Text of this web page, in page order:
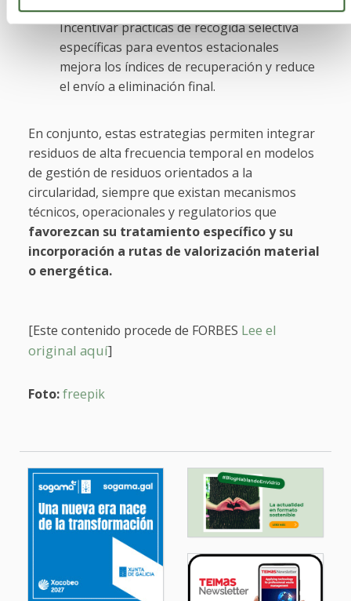
Educación y participación ciudadana:
Incentivar prácticas de recogida selectiva
específicas para eventos estacionales
mejora los índices de recuperación y reduce
el envío a eliminación final.
En conjunto, estas estrategias permiten integrar
residuos de alta frecuencia temporal en modelos
de gestión de residuos orientados a la
circularidad, siempre que existan mecanismos
técnicos, operacionales y regulatorios que
favorezcan su tratamiento específico y su
incorporación a rutas de valorización material
o energética.
[Este contenido procede de FORBES Lee el
original aquí]
Foto:freepik